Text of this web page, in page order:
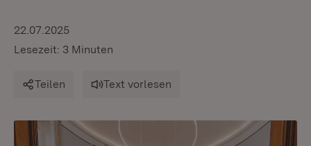
22.07.2025
Lesezeit: 3 Minuten
Teilen Text vorlesen